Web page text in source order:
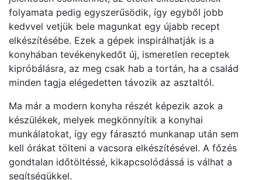
folyamata pedig egyszerűsödik, így egyből jobb
kedvvel vetjük bele magunkat egy újabb recept
elkészítésébe. Ezek a gépek inspirálhatják is a
konyhában tevékenykedőt új, ismeretlen receptek
kipróbálásra, az meg csak hab a tortán, ha a család
minden tagja elégedetten távozik az asztaltól.
Ma már a modern konyha részét képezik azok a
készülékek, melyek megkönnyítik a konyhai
munkálatokat, így egy fárasztó munkanap után sem
kell órákat tölteni a vacsora elkészítésével. A főzés
gondtalan időtöltéssé, kikapcsolódássá is válhat a
segítségükkel.